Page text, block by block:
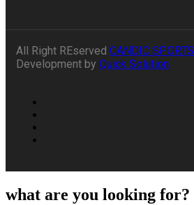
All Right REserved CANDIC SPORTS
Development by Quick Solution
what are you looking for?